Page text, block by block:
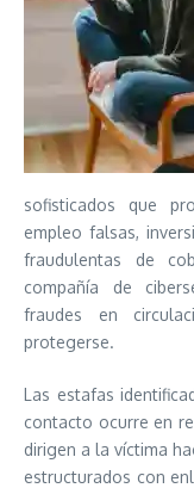
sofisticados que
empleo falsas,
fraudulentas de
compañía de
fraudes en
protegerse.
Las estafas
contacto ocurre en
dirigen a la víctima
estructurados con